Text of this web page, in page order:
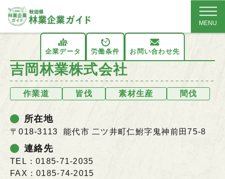
MENU
企業データ 労働条件 お問い合わせ先
吉岡林業株式会社
作業道 皆伐 素材生産 間伐
所在地
〒018-3113 能代市 二ツ井町仁鮒字鬼神前田75-8
連絡先
TEL：0185-71-2035
FAX：0185-74-2015